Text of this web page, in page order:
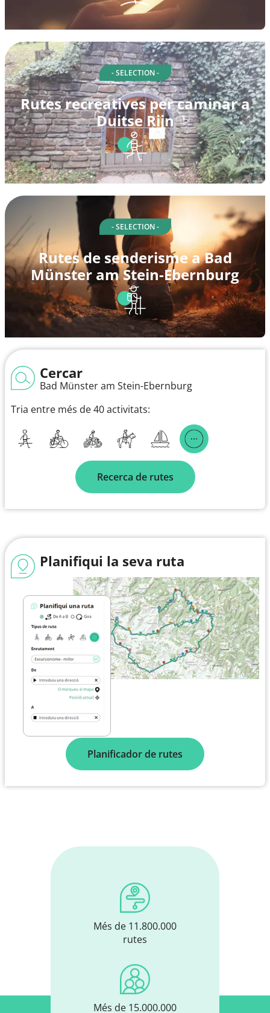
- SELECTION -
Rutes recreatives per caminar a
Duitse Rijn
- SELECTION -
Rutes de senderisme a Bad
Münster am Stein-Ebernburg
Cercar
Bad Münster am Stein-Ebernburg
Tria entre més de 40 activitats:
Recerca de rutes
Planifiqui la seva ruta
Planificador de rutes
Més de 11.800.000
rutes
Més de 15.000.000